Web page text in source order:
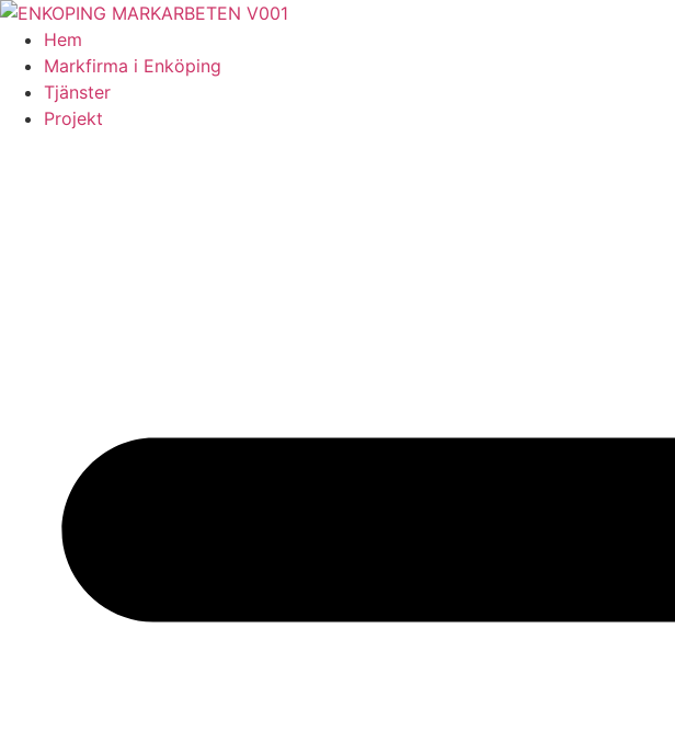
Skip
content
Hem
Markfirma i Enköping
Tjänster
Projekt